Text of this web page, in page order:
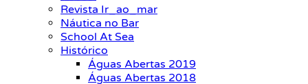
Revista Ir_ao_mar
Náutica no Bar
School At Sea
Histórico
Águas Abertas 2019
Águas Abertas 2018